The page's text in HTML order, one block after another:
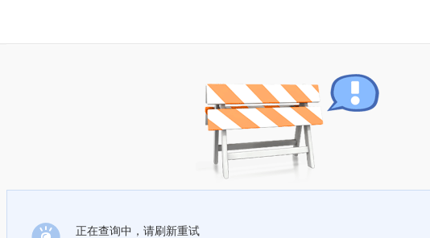
正在查询中，请刷新重试